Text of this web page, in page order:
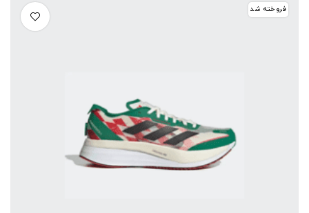
فروخته شد